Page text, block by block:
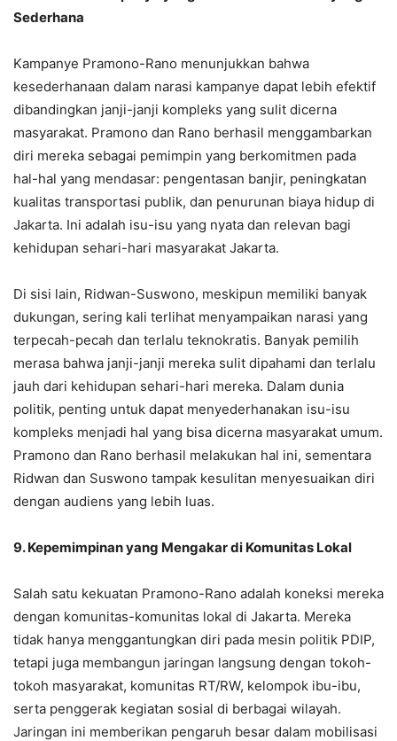
Sederhana
Kampanye Pramono-Rano menunjukkan bahwa
kesederhanaan dalam narasi kampanye dapat lebih efektif
dibandingkan janji-janji kompleks yang sulit dicerna
masyarakat. Pramono dan Rano berhasil menggambarkan
diri mereka sebagai pemimpin yang berkomitmen pada
hal-hal yang mendasar: pengentasan banjir, peningkatan
kualitas transportasi publik, dan penurunan biaya hidup di
Jakarta. Ini adalah isu-isu yang nyata dan relevan bagi
kehidupan sehari-hari masyarakat Jakarta.
Di sisi lain, Ridwan-Suswono, meskipun memiliki banyak
dukungan, sering kali terlihat menyampaikan narasi yang
terpecah-pecah dan terlalu teknokratis. Banyak pemilih
merasa bahwa janji-janji mereka sulit dipahami dan terlalu
jauh dari kehidupan sehari-hari mereka. Dalam dunia
politik, penting untuk dapat menyederhanakan isu-isu
kompleks menjadi hal yang bisa dicerna masyarakat umum.
Pramono dan Rano berhasil melakukan hal ini, sementara
Ridwan dan Suswono tampak kesulitan menyesuaikan diri
dengan audiens yang lebih luas.
9. Kepemimpinan yang Mengakar di Komunitas Lokal
Salah satu kekuatan Pramono-Rano adalah koneksi mereka
dengan komunitas-komunitas lokal di Jakarta. Mereka
tidak hanya menggantungkan diri pada mesin politik PDIP,
tetapi juga membangun jaringan langsung dengan tokoh-
tokoh masyarakat, komunitas RT/RW, kelompok ibu-ibu,
serta penggerak kegiatan sosial di berbagai wilayah.
Jaringan ini memberikan pengaruh besar dalam mobilisasi